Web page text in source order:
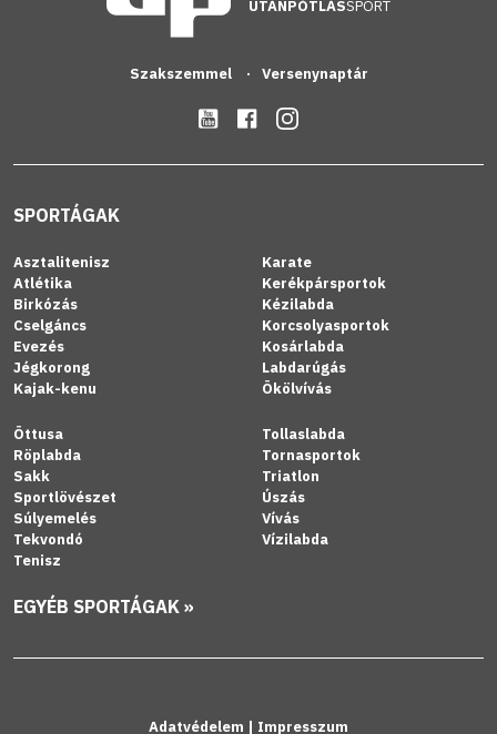
UTÁNPÓTLÁSSPORT
Szakszemmel Versenynaptár
SPORTÁGAK
Asztalitenisz
Atlétika
Birkózás
Cselgáncs
Evezés
Jégkorong
Kajak-kenu
Karate
Kerékpársportok
Kézilabda
Korcsolyasportok
Kosárlabda
Labdarúgás
Ökölvívás
Öttusa
Röplabda
Sakk
Sportlövészet
Súlyemelés
Tekvondó
Tenisz
Tollaslabda
Tornasportok
Triatlon
Úszás
Vívás
Vízilabda
EGYÉB SPORTÁGAK »
Adatvédelem | Impresszum